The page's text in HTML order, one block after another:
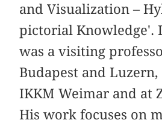
and Visualization –
pictorial Knowledge'.
was a visiting
Budapest and
IKKM Weimar and at
His work focuses on